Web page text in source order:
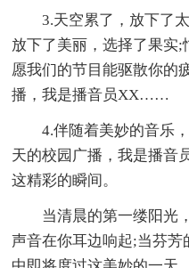
3.天空累了，放下了
放下了美丽，选择了果实
愿我们的节目能驱散你的
播，我是播音员XX……
4.伴随着美妙的音乐
天的校园广播，我是播音
这精彩的瞬间。
当清晨的第一缕阳光
声音在你耳边响起;当芬